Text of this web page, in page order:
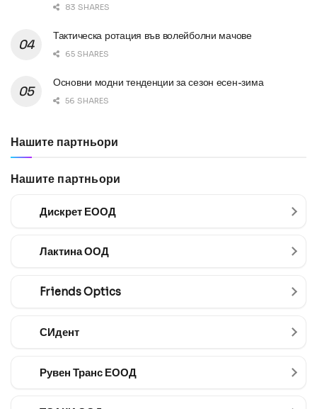
83 SHARES
Тактическа ротация във волейболни мачове
65 SHARES
Основни модни тенденции за сезон есен-зима
56 SHARES
Нашите партньори
Нашите партньори
Дискрет ЕООД
Лактина ООД
Friends Optics
СИдент
Рувен Транс ЕООД